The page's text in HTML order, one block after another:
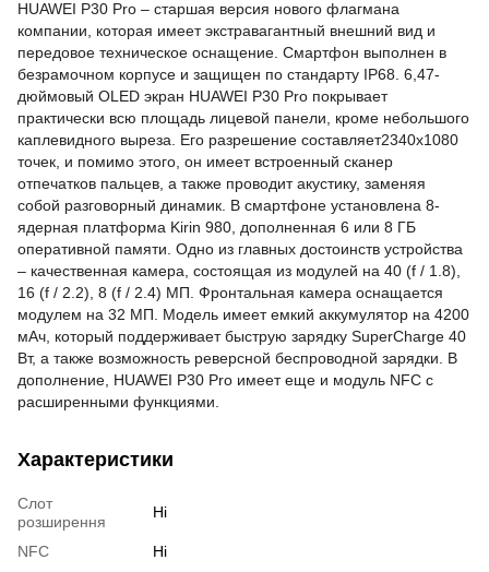
HUAWEI P30 Pro – старшая версия нового флагмана
компании, которая имеет экстравагантный внешний вид и
передовое техническое оснащение. Смартфон выполнен в
безрамочном корпусе и защищен по стандарту IP68. 6,47-
дюймовый OLED экран HUAWEI P30 Pro покрывает
практически всю площадь лицевой панели, кроме небольшого
каплевидного выреза. Его разрешение составляет2340х1080
точек, и помимо этого, он имеет встроенный сканер
отпечатков пальцев, а также проводит акустику, заменяя
собой разговорный динамик. В смартфоне установлена 8-
ядерная платформа Kirin 980, дополненная 6 или 8 ГБ
оперативной памяти. Одно из главных достоинств устройства
– качественная камера, состоящая из модулей на 40 (f / 1.8),
16 (f / 2.2), 8 (f / 2.4) МП. Фронтальная камера оснащается
модулем на 32 МП. Модель имеет емкий аккумулятор на 4200
мАч, который поддерживает быструю зарядку SuperCharge 40
Вт, а также возможность реверсной беспроводной зарядки. В
дополнение, HUAWEI P30 Pro имеет еще и модуль NFC с
расширенными функциями.
Характеристики
Слот
розширення
Ні
NFC
Ні